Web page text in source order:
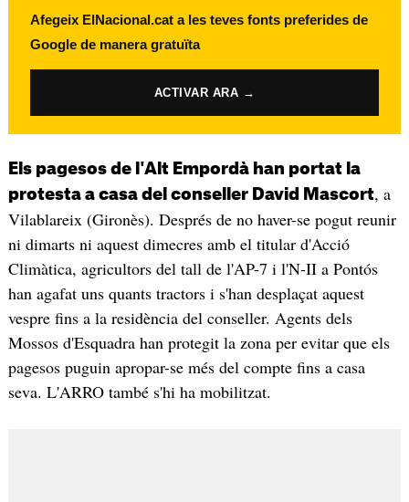
Afegeix ElNacional.cat a les teves fonts preferides de
Google de manera gratuïta
ACTIVAR ARA →
Els pagesos de l'Alt Empordà han portat la
protesta a casa del conseller David Mascort, a
Vilablareix (Gironès). Després de no haver-se pogut reunir
ni dimarts ni aquest dimecres amb el titular d'Acció
Climàtica, agricultors del tall de l'AP-7 i l'N-II a Pontós
han agafat uns quants tractors i s'han desplaçat aquest
vespre fins a la residència del conseller. Agents dels
Mossos d'Esquadra han protegit la zona per evitar que els
pagesos puguin apropar-se més del compte fins a casa
seva. L'ARRO també s'hi ha mobilitzat.